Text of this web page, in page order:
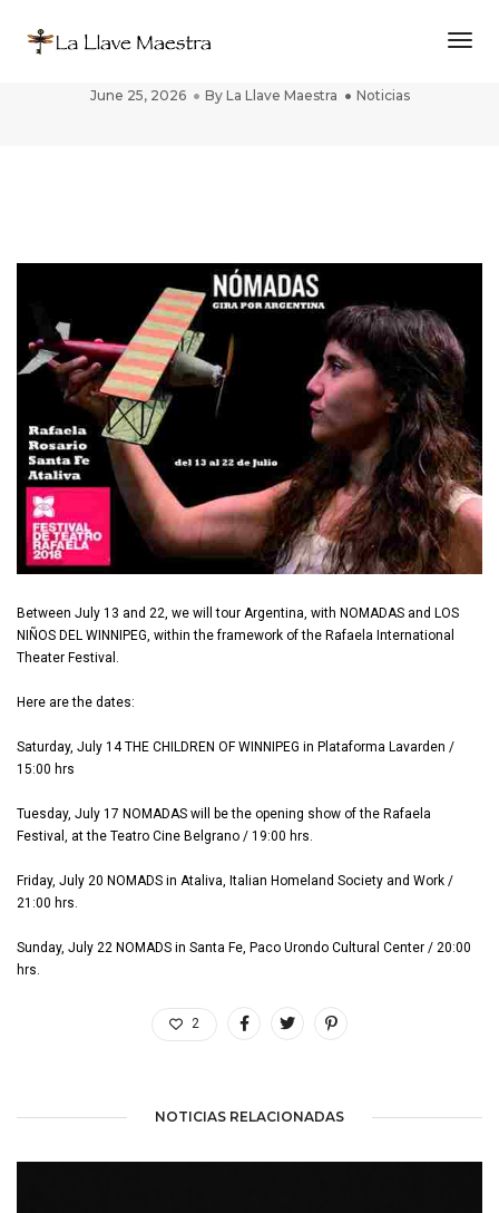
Argentinian Tour
June 25, 2026 By La Llave Maestra Noticias
Between July 13 and 22, we will tour Argentina, with NOMADAS and LOS
NIÑOS DEL WINNIPEG, within the framework of the Rafaela International
Theater Festival.
Here are the dates:
Saturday, July 14 THE CHILDREN OF WINNIPEG in Plataforma Lavarden /
15:00 hrs
Tuesday, July 17 NOMADAS will be the opening show of the Rafaela
Festival, at the Teatro Cine Belgrano / 19:00 hrs.
Friday, July 20 NOMADS in Ataliva, Italian Homeland Society and Work /
21:00 hrs.
Sunday, July 22 NOMADS in Santa Fe, Paco Urondo Cultural Center / 20:00
hrs.
2
NOTICIAS RELACIONADAS